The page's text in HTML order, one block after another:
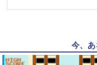
今、